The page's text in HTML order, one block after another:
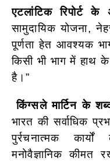
एटलांटिक रिपोर्ट
सामुदायिक योजना,
पूर्णता हेत आवश्यक
किसी भी भाग में हाथ
है।”
किंग्सले मार्टिन के
भारत की सर्वाधिक
पुर्रचनात्मक
मनोवैज्ञानिक